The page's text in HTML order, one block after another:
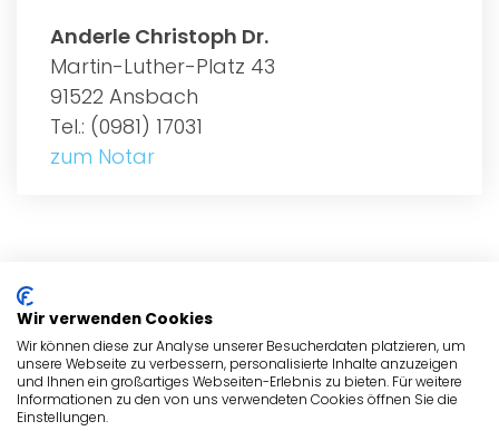
Anderle Christoph Dr.
Martin-Luther-Platz 43
91522 Ansbach
Tel.: (0981) 17031
zum Notar
ALLGEMEIN
NOTARE
NOTARE
Wir verwenden Cookies
Wir können diese zur Analyse unserer Besucherdaten platzieren, um
unsere Webseite zu verbessern, personalisierte Inhalte anzuzeigen
und Ihnen ein großartiges Webseiten-Erlebnis zu bieten. Für weitere
Informationen zu den von uns verwendeten Cookies öffnen Sie die
Einstellungen.